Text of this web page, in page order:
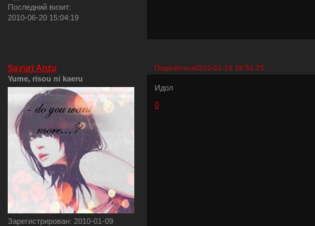
Последний визит:
2010-06-20 15:04:19
Поделиться2010-01-19 18:51:25
Sayuri Anzu
Yume, risou ni kaeru
Зарегистрирован: 2010-01-09
Идол
0